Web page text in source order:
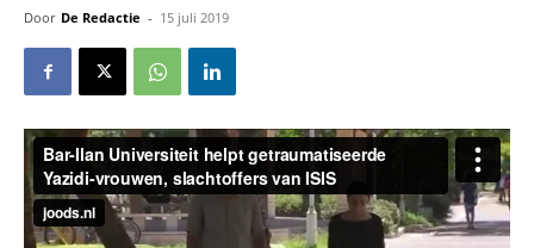
Door De Redactie - 15 juli 2019